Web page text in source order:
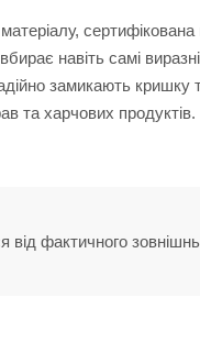
сертифікована
навіть самі
замикають кришку
та харчових продуктів.
від фактичного